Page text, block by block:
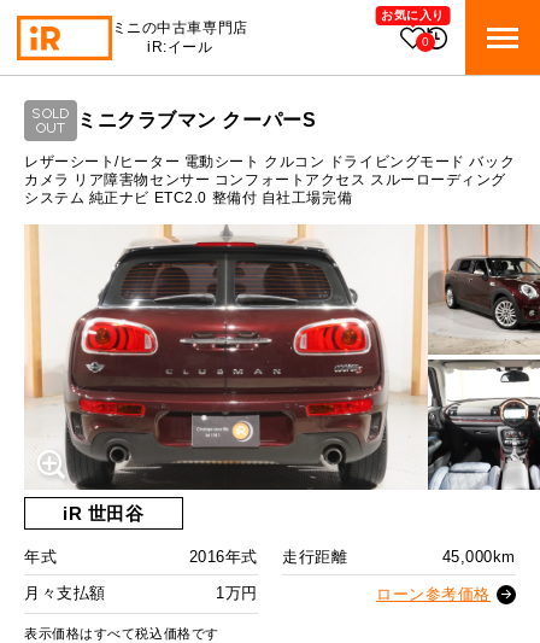
ミニの中古車専門店
iR:イール
お気に入り
0
BMW MINI BMWミニ 在庫検索
ROVER MINI ローバーミニ 在庫検索
買取
TOP
iRの買取が他社よりも高い理由
売却手順
必要書類
iRで愛車を売却されたお客様の声
BMWミニ買取査定依頼
MAINTENANCE メンテナンス
TOP
BMWミニ メンテナンス
ローバーミニ メンテナンス
最近の修理実績
BLOG & MEDIA ブログ＆メディア
TOP
スタッフブログ
User's Voice 購入者様の声
MINI KNOWLEDGE ミニナレッジ
BMWミニナレッジ
ABOUT iR iRについて
会社概要
RECRUIT 採用情報
営業時間
10:00～18:00
定休日
月曜日（祝日の場合は火曜日）
月々支払額
201.3 万円
30 万円
支払回数 84 回
ボーナス支払回数/年 2 回
内訳
1回目
2回目以降 13,700 円
ボーナス月追加額 円
SOLD
OUT
ミニクラブマン クーパーS
レザーシート/ヒーター 電動シート クルコン ドライビングモード バック
カメラ リア障害物センサー コンフォートアクセス スルーローディング
システム 純正ナビ ETC2.0 整備付 自社工場完備
iR 世田谷
年式 2016年式 走行距離
45,000km
月々支払額
1万円 ローン参考価格
表示価格はすべて税込価格です